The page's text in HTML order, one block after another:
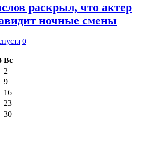
раскрыл, что актер
ночные смены
0
Вс
2
9
16
23
30